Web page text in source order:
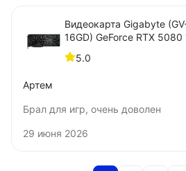
Видеокарта Gigabyte
16GD) GeForce RTX 5080
SFF
5.0
Артем
Брал для игр, очень доволен
29 июня 2026